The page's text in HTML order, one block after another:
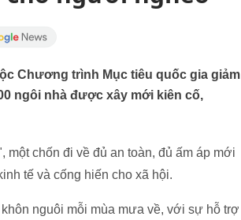
Chương trình Mục tiêu quốc gia giảm
ngôi nhà được xây mới kiên cố,
một chốn đi về đủ an toàn, đủ ấm áp mới
tế và cống hiến cho xã hội.
nguôi mỗi mùa mưa về, với sự hỗ trợ